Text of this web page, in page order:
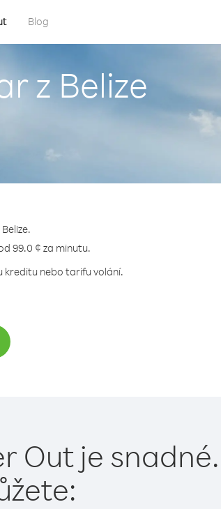
Blog
z Belize
99.0 ¢ za minutu.
kreditu nebo tarifu volání.
Out je snadné.